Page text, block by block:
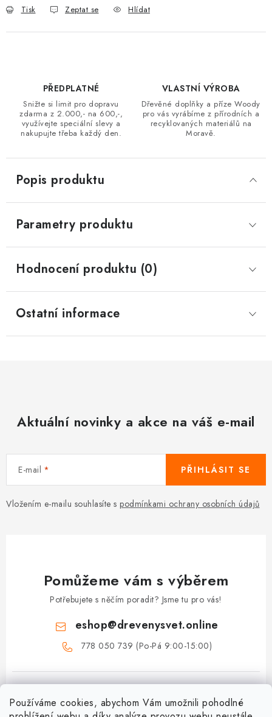
Používáme cookies, abychom Vám umožnili pohodlné
Tisk Zeptat se Hlídat
PŘEDPLATNÉ
Snižte si limit pro dopravu
zdarma z 2.000,- na 600,-,
využívejte speciální slevy a
nakupujte třeba každý den.
VLASTNÍ VÝROBA
Dřevěné doplňky a příze Woody
pro vás vyrábíme z přírodních a
recyklovaných materiálů na
Moravě.
Popis produktu
Parametry produktu
Hodnocení produktu (0)
Ostatní informace
Aktuální novinky a akce na váš e-mail
E-mail
Vložením e-mailu souhlasíte s podmínkami ochrany osobních údajů
PŘIHLÁSIT SE
Pomůžeme vám s výběrem
Potřebujete s něčím poradit? Jsme tu pro vás!
eshop@drevenysvet.online
778 050 739 (Po-Pá 9:00-15:00)